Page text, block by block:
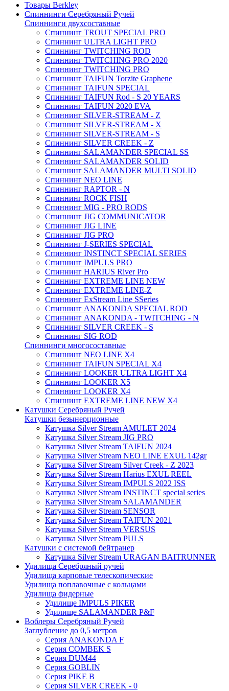
Товары Berkley
Спиннинги Серебряный Ручей
Спиннинги двухсоставные
Спиннинг TROUT SPECIAL PRO
Спиннинг ULTRA LIGHT PRO
Спиннинг TWITCHING ROD
Спиннинг TWITCHING PRO 2020
Спиннинг TWITCHING PRO
Спиннинг TAIFUN Torzite Graphene
Спиннинг TAIFUN SPECIAL
Спиннинг TAIFUN Rod - S 20 YEARS
Спиннинг TAIFUN 2020 EVA
Спиннинг SILVER-STREAM - Z
Спиннинг SILVER-STREAM - X
Спиннинг SILVER-STREAM - S
Спиннинг SILVER CREEK - Z
Спиннинг SALAMANDER SPECIAL SS
Спиннинг SALAMANDER SOLID
Спиннинг SALAMANDER MULTI SOLID
Спиннинг NEO LINE
Спиннинг RAPTOR - N
Спиннинг ROCK FISH
Спиннинг MIG - PRO RODS
Спиннинг JIG COMMUNICATOR
Спиннинг JIG LINE
Спиннинг JIG PRO
Спиннинг J-SERIES SPECIAL
Спиннинг INSTINCT SPECIAL SERIES
Спиннинг IMPULS PRO
Спиннинг HARIUS River Pro
Спиннинг EXTREME LINE NEW
Спиннинг EXTREME LINE-Z
Спиннинг ExStream Line SSeries
Спиннинг ANAKONDA SPECIAL ROD
Спиннинг ANAKONDA - TWITCHING - N
Спиннинг SILVER CREEK - S
Спиннинг SIG ROD
Спиннинги многосоставные
Спиннинг NEO LINE X4
Спиннинг TAIFUN SPECIAL X4
Спиннинг LOOKER ULTRA LIGHT X4
Спиннинг LOOKER X5
Спиннинг LOOKER X4
Спиннинг EXTREME LINE NEW X4
Катушки Серебряный Ручей
Катушки безынерционные
Катушка Silver Stream AMULET 2024
Катушка Silver Stream JIG PRO
Катушка Silver Stream TAIFUN 2024
Катушка Silver Stream NEO LINE EXUL 142gr
Катушка Silver Stream Silver Creek - Z 2023
Катушка Silver Stream Harius EXUL REEL
Катушка Silver Stream IMPULS 2022 ISS
Катушка Silver Stream INSTINCT special series
Катушка Silver Stream SALAMANDER
Катушка Silver Stream SENSOR
Катушка Silver Stream TAIFUN 2021
Катушка Silver Stream VERSUS
Катушка Silver Stream PULS
Катушки с системой бейтранер
Катушка Silver Stream URAGAN BAITRUNNER
Удилища Серебряный ручей
Удилища карповые телескопические
Удилища поплавочные с кольцами
Удилища фидерные
Удилище IMPULS PIKER
Удилище SALAMANDER P&F
Воблеры Серебряный Ручей
Заглубление до 0,5 метров
Серия ANAKONDA F
Серия COMBEK S
Серия DUM44
Серия GOBLIN
Серия PIKE B
Серия SILVER CREEK - 0